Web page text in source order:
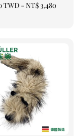
TWD - NT$ 3,480